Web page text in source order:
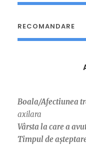
RECOMANDARE
Boala/Afectiunea
axilara
Vârsta la care a
Timpul de